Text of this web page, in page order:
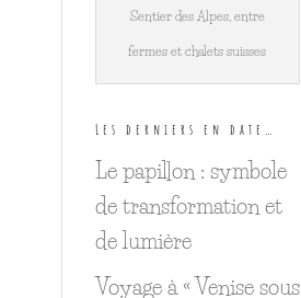
Sentier des Alpes, entre
fermes et chalets suisses
Les derniers en date…
Le papillon : symbole
de transformation et
de lumière
Voyage à « Venise sous